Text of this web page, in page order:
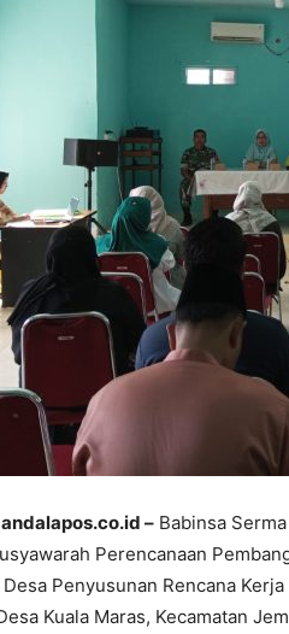
– Babinsa
Perencanaan
Penyusunan Rencana
Kuala Maras, Kecamatan